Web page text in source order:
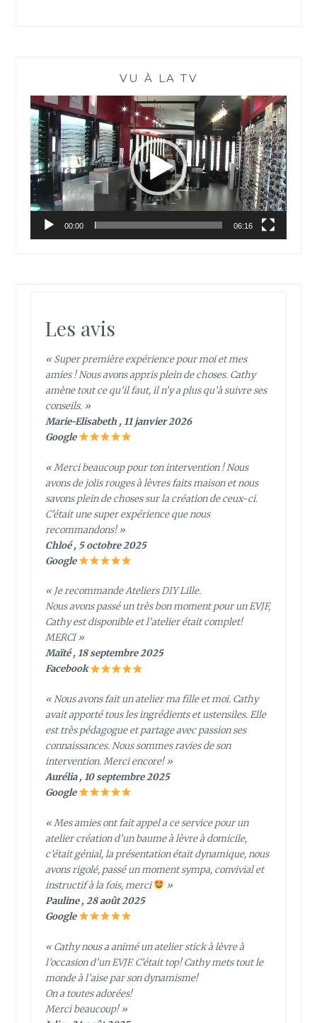
VU À LA TV
Lecteur
vidéo
00:00 06:16
Les avis
« Super première expérience pour moi et mes
amies ! Nous avons appris plein de choses. Cathy
amène tout ce qu’il faut, il n’y a plus qu’à suivre ses
conseils. »
Marie-Elisabeth , 11 janvier 2026
Google
« Merci beaucoup pour ton intervention ! Nous
avons de jolis rouges à lèvres faits maison et nous
savons plein de choses sur la création de ceux-ci.
C’était une super expérience que nous
recommandons! »
Chloé , 5 octobre 2025
Google
« Je recommande Ateliers DIY Lille.
Nous avons passé un très bon moment pour un EVJF,
Cathy est disponible et l’atelier était complet!
MERCI »
Maïté , 18 septembre 2025
Facebook
« Nous avons fait un atelier ma fille et moi. Cathy
avait apporté tous les ingrédients et ustensiles. Elle
est très pédagogue et partage avec passion ses
connaissances. Nous sommes ravies de son
intervention. Merci encore! »
Aurélia , 10 septembre 2025
Google
« Mes amies ont fait appel a ce service pour un
atelier création d’un baume à lèvre à domicile,
c’était génial, la présentation était dynamique, nous
avons rigolé, passé un moment sympa, convivial et
instructif à la fois, merci
»
Pauline , 28 août 2025
Google
« Cathy nous a animé un atelier stick à lèvre à
l’occasion d’un EVJF. C’était top! Cathy mets tout le
monde à l’aise par son dynamisme!
On a toutes adorées!
Merci beaucoup! »